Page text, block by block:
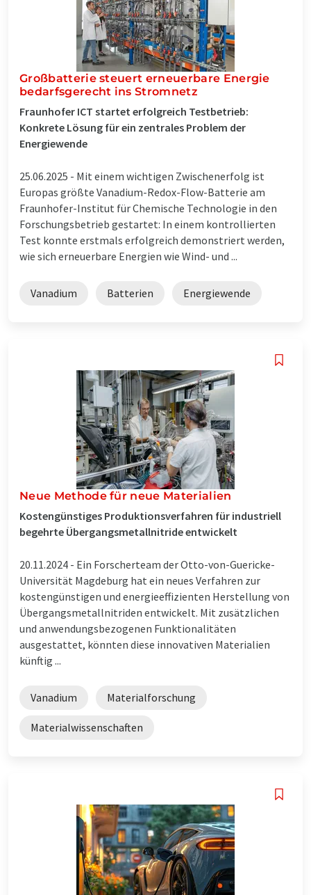
Großbatterie steuert erneuerbare Energie
bedarfsgerecht ins Stromnetz
Fraunhofer ICT startet erfolgreich Testbetrieb:
Konkrete Lösung für ein zentrales Problem der
Energiewende
25.06.2025 - Mit einem wichtigen Zwischenerfolg ist
Europas größte Vanadium-Redox-Flow-Batterie am
Fraunhofer-Institut für Chemische Technologie in den
Forschungsbetrieb gestartet: In einem kontrollierten
Test konnte erstmals erfolgreich demonstriert werden,
wie sich erneuerbare Energien wie Wind- und ...
Vanadium Batterien Energiewende
Neue Methode für neue Materialien
Kostengünstiges Produktionsverfahren für industriell
begehrte Übergangsmetallnitride entwickelt
20.11.2024 - Ein Forscherteam der Otto-von-Guericke-
Universität Magdeburg hat ein neues Verfahren zur
kostengünstigen und energieeffizienten Herstellung von
Übergangsmetallnitriden entwickelt. Mit zusätzlichen
und anwendungsbezogenen Funktionalitäten
ausgestattet, könnten diese innovativen Materialien
künftig ...
Vanadium Materialforschung
Materialwissenschaften